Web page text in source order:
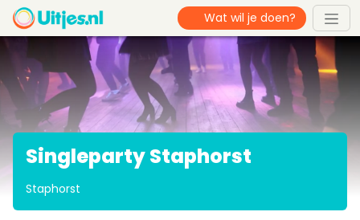
Singleparty Staphorst
Staphorst